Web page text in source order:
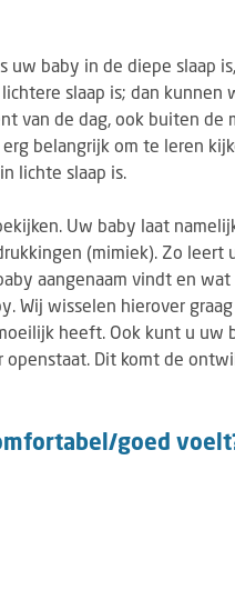
uw baby in de diepe slaap
slaap is; dan kunnen
van de dag, ook buiten de
belangrijk om te leren
lichte slaap is.
Uw baby laat
(mimiek). Zo leert
aangenaam vindt en
Wij wisselen hierover
heeft. Ook kunt u uw
Dit komt de
goed